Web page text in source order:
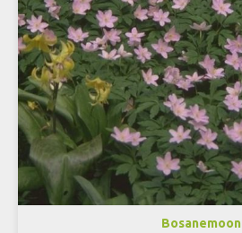
Bosanemoon